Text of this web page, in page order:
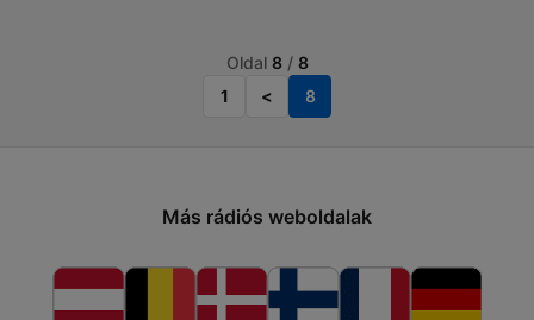
Oldal 8/ 8
1
< 8
Más rádiós weboldalak